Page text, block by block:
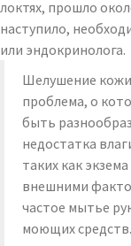
локтях, прошло
наступило,
или эндокринолога.
Шелушение кожи
проблема, о
быть
недостатка
таких как
внешними
частое мытье
моющих